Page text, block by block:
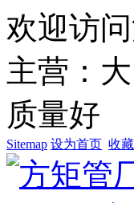
欢迎访
主营：
质量好
Sitemap 设为首页 收